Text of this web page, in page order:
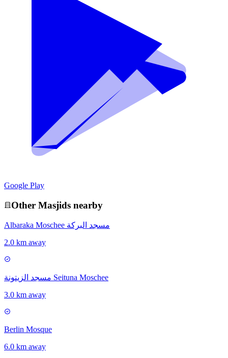
Google Play
Other Masjids nearby
Albaraka Moschee مسجد البركة
2.0 km away
مسجد الزيتونة Seituna Moschee
3.0 km away
Berlin Mosque
6.0 km away